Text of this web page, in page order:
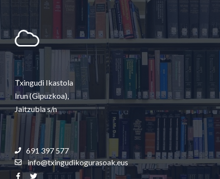
Txingudi Ikastola
Irun (Gipuzkoa),
Jaitzubia s/n
691 397 577
info@txingudikogurasoak.eus